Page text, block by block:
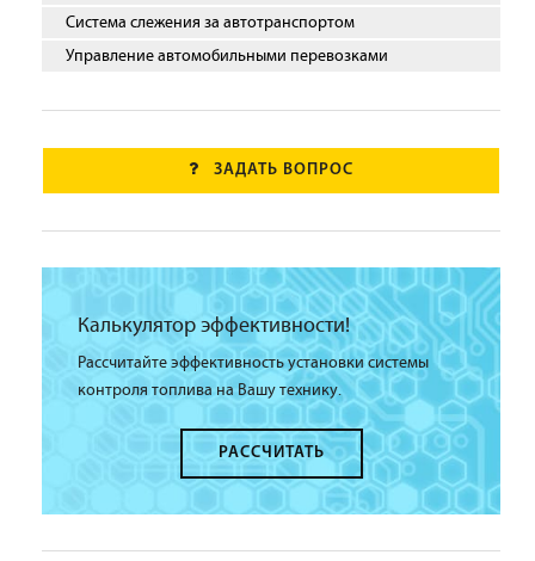
Система слежения за автотранспортом
Управление автомобильными перевозками
ЗАДАТЬ ВОПРОС
Калькулятор эффективности!
Рассчитайте эффективность установки системы
контроля топлива на Вашу технику.
РАССЧИТАТЬ